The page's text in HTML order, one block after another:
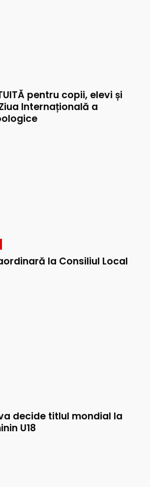
pentru copii, elevi și
Internațională a
la Consiliul Local
decide titlul mondial la
U18